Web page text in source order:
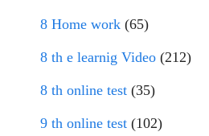
8 Home work (65)
8 th e learnig Video (212)
8 th online test (35)
9 th online test (102)